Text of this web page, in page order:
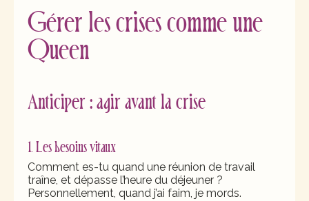
Gérer les crises comme une
Queen
Anticiper : agir avant la crise
1. Les besoins vitaux
Comment es-tu quand une réunion de travail
traîne, et dépasse l’heure du déjeuner ?
Personnellement, quand j’ai faim, je mords.